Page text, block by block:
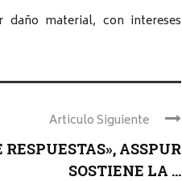
material, con intereses
Articulo Siguiente
RESPUESTAS», ASSPUR
SOSTIENE LA ...